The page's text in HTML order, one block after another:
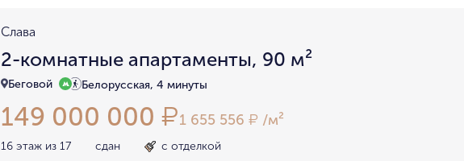
Cлава
2-комнатные апартаменты, 90 м²
Беговой Белорусская, 4 минуты
149 000 000 ₽1 655 556 ₽ /м²
16 этаж из 17 сдан с отделкой